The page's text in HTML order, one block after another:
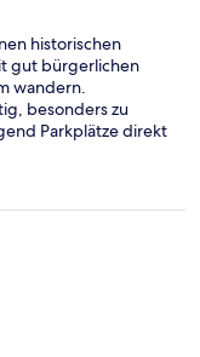
historischen
gut bürgerlichen
wandern.
besonders zu
Parkplätze direkt
nach Dresden ,